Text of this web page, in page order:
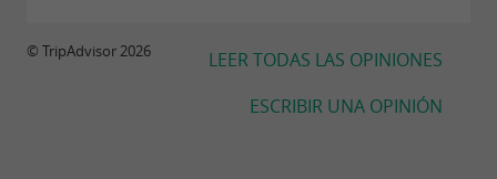
LEER TODAS LAS OPINIONES
ESCRIBIR UNA OPINIÓN
© TripAdvisor 2026